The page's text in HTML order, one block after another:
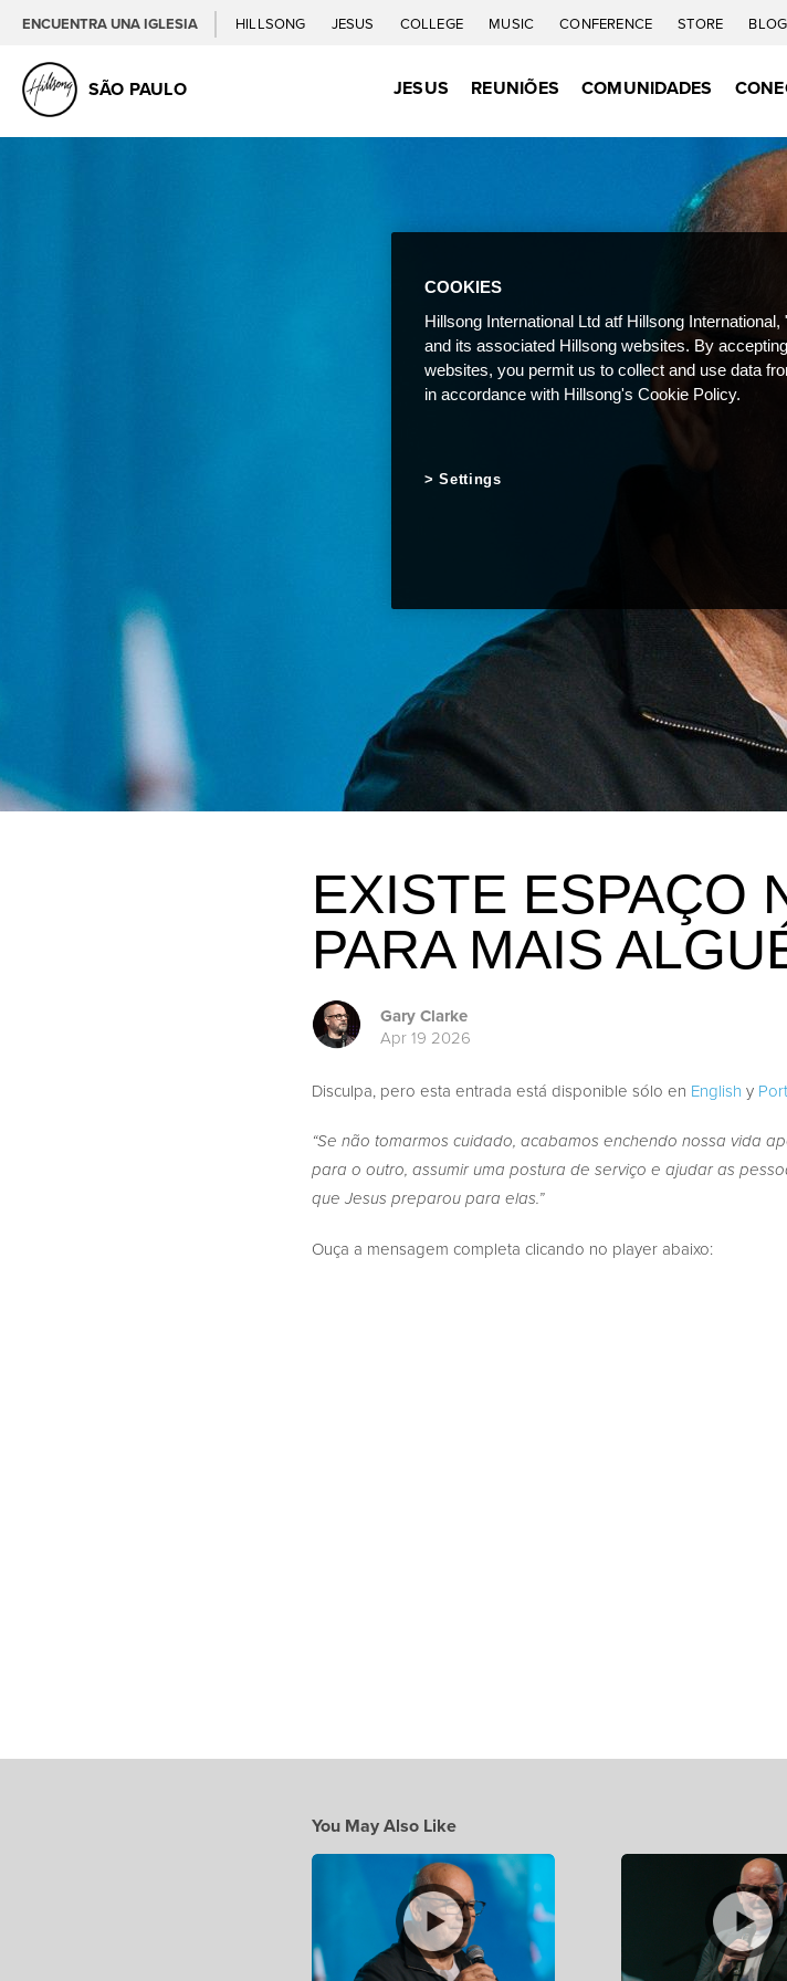
ENCUENTRA UNA IGLESIA HILLSONG JESUS COLLEGE MUSIC CONFERENCE STORE BLOG
SÃO PAULO JESUS REUNIÕES COMUNIDADES
EXISTE ESPAÇO
PARA MAIS
Gary Clarke
Apr 19 2026
Disculpa, pero esta entrada está disponible sólo en English y
“Se não tomarmos cuidado, acabamos enchendo nossa vida
para o outro, assumir uma postura de serviço e ajudar as
que Jesus preparou para elas.”
Ouça a mensagem completa clicando no player abaixo:
You May Also Like
COOKIES
Hillsong International Ltd atf Hillsong
and its associated Hillsong websites. By
websites, you permit us to collect and use data
in accordance with Hillsong's Cookie Policy.
Settings